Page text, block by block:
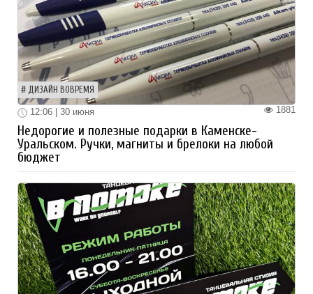
ДИЗАЙН ВОВРЕМЯ
1881
12:06 | 30 июня
Недорогие и полезные подарки в Каменске-
Уральском. Ручки, магниты и брелоки на любой
бюджет